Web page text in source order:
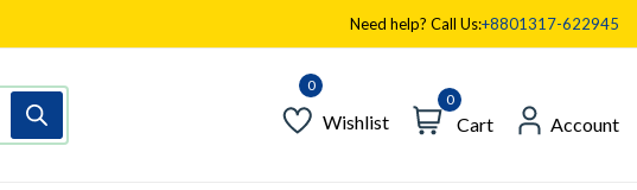
Need help? Call Us:+8801317-622945
Wishlist
0
Cart Account